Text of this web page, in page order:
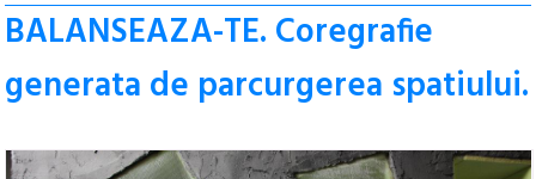
BALANSEAZA-TE. Coregrafie
generata de parcurgerea spatiului.